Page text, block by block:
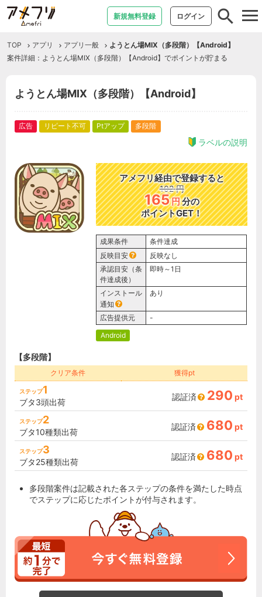
新規無料登録 ログイン
TOP アプリ アプリ一般
ようとん場MIX（多段階）【Android】
案件詳細：ようとん場MIX（多段階）【Android】でポイントが貯まる
ようとん場MIX（多段階）【Android】
広告 リピート不可 Ptアップ 多段階
ラベルの説明
アメフリ経由で登録すると
102 円
165円分の
ポイントGET！
成果条件
条件達成
反映目安
反映なし
承認目安（条
件達成後）
即時～1日
インストール
通知
あり
広告提供元
-
Android
【多段階】
クリア条件 獲得pt
ステップ1
ブタ3頭出荷
認証済 290 pt
ステップ2
ブタ10種類出荷
認証済 680 pt
ステップ3
ブタ25種類出荷
認証済 680 pt
多段階案件は記載された各ステップの条件を満たした時点
でステップに応じたポイントが付与されます。